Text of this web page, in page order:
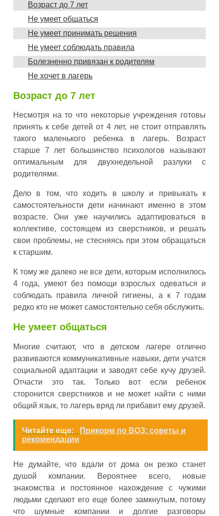
Возраст до 7 лет
Не умеет общаться
Не умеет принимать решения
Не умеет соблюдать правила
Болезненно привязан к родителям
Не хочет в лагерь
Возраст до 7 лет
Несмотря на то что некоторые учреждения готовы
принять к себе детей от 4 лет, не стоит отправлять
такого маленького ребенка в лагерь. Возраст
старше 7 лет большинство психологов называют
оптимальным для двухнедельной разлуки с
родителями.
Дело в том, что ходить в школу и привыкать к
самостоятельности дети начинают именно в этом
возрасте. Они уже научились адаптироваться в
коллективе, состоящем из сверстников, и решать
свои проблемы, не стесняясь при этом обращаться
к старшим.
К тому же далеко не все дети, которым исполнилось
4 года, умеют без помощи взрослых одеваться и
соблюдать правила личной гигиены, а к 7 годам
редко кто не может самостоятельно себя обслужить.
Не умеет общаться
Многие считают, что в детском лагере отлично
развиваются коммуникативные навыки, дети учатся
социальной адаптации и заводят себе кучу друзей.
Отчасти это так. Только вот если ребенок
сторонится сверстников и не может найти с ними
общий язык, то лагерь вряд ли прибавит ему друзей.
Читайте еще:
Прикорм по ВОЗ: советы и
рекомендации
Не думайте, что вдали от дома он резко станет
душой компании. Вероятнее всего, новые
знакомства и постоянное нахождение с чужими
людьми сделают его еще более замкнутым, потому
что шумные компании и долгие разговоры